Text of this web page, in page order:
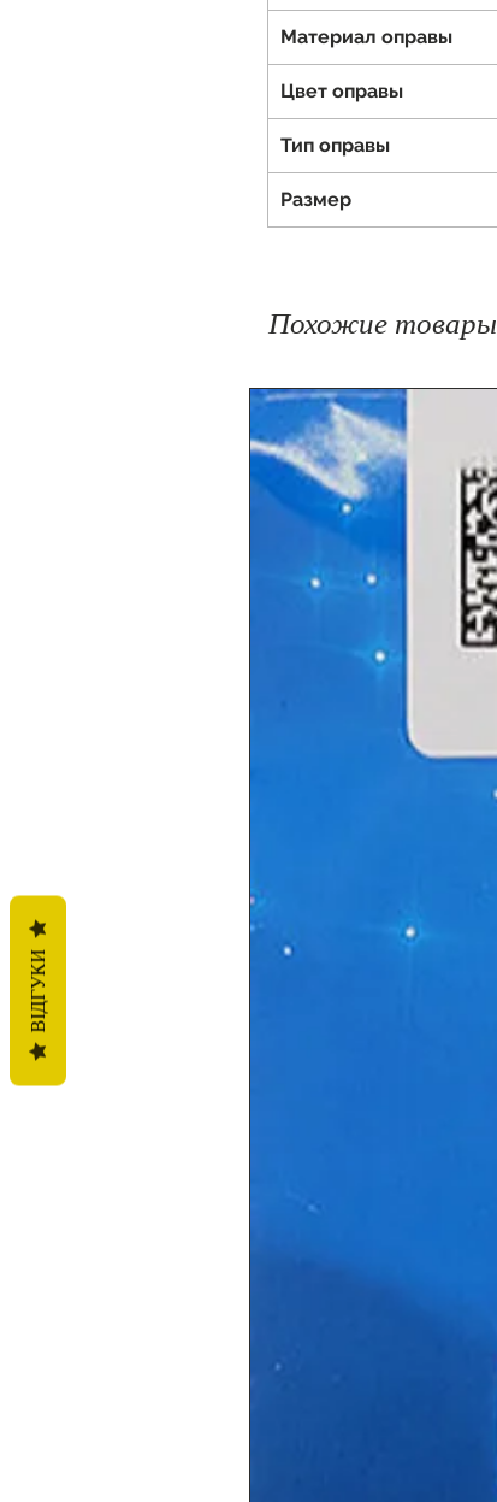
Материал оправы
Цвет оправы
Тип оправы
Размер
Похожие товары
ВІДГУКИ